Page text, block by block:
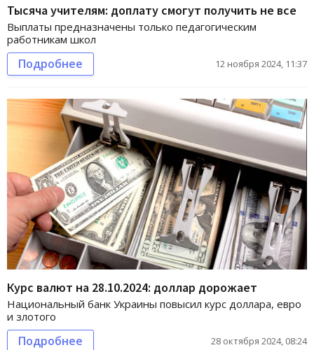
Тысяча учителям: доплату смогут получить не все
Выплаты предназначены только педагогическим
работникам школ
Подробнее 12 ноября 2024, 11:37
Курс валют на 28.10.2024: доллар дорожает
Национальный банк Украины повысил курс доллара, евро
и злотого
Подробнее 28 октября 2024, 08:24